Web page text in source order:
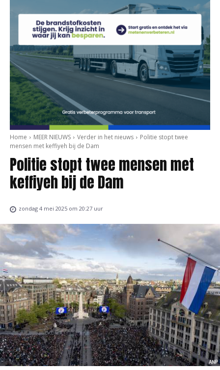
Home MEER NIEUWS Verder in het nieuws
Politie stopt twee
mensen met keffiyeh bij de Dam
Politie stopt twee mensen met
keffiyeh bij de Dam
zondag 4 mei 2025 om 20:27 uur